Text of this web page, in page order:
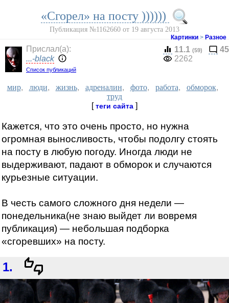
«Сгорел» на посту ))))))
Публикация №1162660 от 19 августа 2013
Картинки > Разное
Прислал(a):
...-black
Список публикаций
11.1 (59)
45
2262
мир, люди, жизнь, адреналин, фото, работа, обморок,
труд
[теги сайта ]
Кажется, что это очень просто, но нужна
огромная выносливость, чтобы подолгу стоять
на посту в любую погоду. Иногда люди не
выдерживают, падают в обморок и случаются
курьезные ситуации.
В честь самого сложного дня недели —
понедельника(не знаю выйдет ли вовремя
публикация) — небольшая подборка
«сгоревших» на посту.
1.